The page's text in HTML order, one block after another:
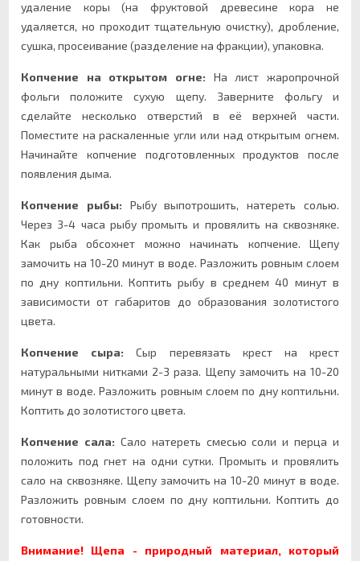
удаление коры (на фруктовой древесине кора не
удаляется, но проходит тщательную очистку), дробление,
сушка, просеивание (разделение на фракции), упаковка.
Копчение на открытом огне: На лист жаропрочной
фольги положите сухую щепу. Заверните фольгу и
сделайте несколько отверстий в её верхней части.
Поместите на раскаленные угли или над открытым огнем.
Начинайте копчение подготовленных продуктов после
появления дыма.
Копчение рыбы: Рыбу выпотрошить, натереть солью.
Через 3-4 часа рыбу промыть и провялить на сквозняке.
Как рыба обсохнет можно начинать копчение. Щепу
замочить на 10-20 минут в воде. Разложить ровным слоем
по дну коптильни. Коптить рыбу в среднем 40 минут в
зависимости от габаритов до образования золотистого
цвета.
Копчение сыра:Сыр перевязать крест на крест
натуральными нитками 2-3 раза. Щепу замочить на 10-20
минут в воде. Разложить ровным слоем по дну коптильни.
Коптить до золотистого цвета.
Копчение сала: Сало натереть смесью соли и перца и
положить под гнет на одни сутки. Промыть и провялить
сало на сквозняке. Щепу замочить на 10-20 минут в воде.
Разложить ровным слоем по дну коптильни. Коптить до
готовности.
Внимание! Щепа - природный материал, который